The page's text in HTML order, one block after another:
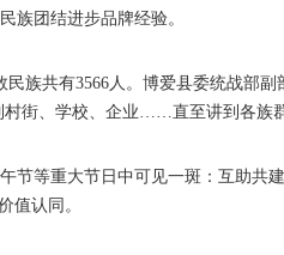
族团结进步品牌经验。
共有3566人。博爱县委统战部副
街、学校、企业……直至讲到各族
等重大节日中可见一斑：互助共
值认同。